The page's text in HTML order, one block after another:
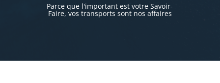
Parce que l'important est votre Savoir-
Faire, vos transports sont nos affaires